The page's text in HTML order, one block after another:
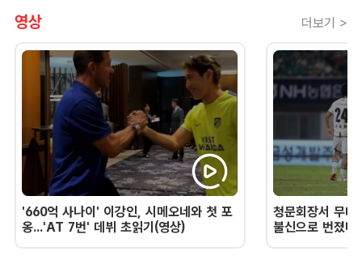
영상 더보기 >
'660억 사나이' 이강인, 시메오네와 첫 포
옹...'AT 7번' 데뷔 초읽기(영상)
청문회장서 무너
불신으로 번졌